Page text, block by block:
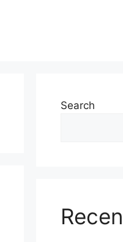
Search